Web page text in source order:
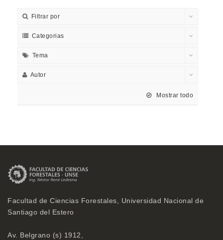
Filtrar por
Categorias
Tema
Autor
Mostrar todo
Facultad de Ciencias Forestales, Universidad Nacional de
Santiago del Estero
Av. Belgrano (s) 1912,